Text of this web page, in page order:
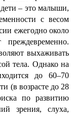
– это малыши,
с весом
ежегодно около
выхаживать
тела. Однако на
до 60–70
(в возрасте до 28
по развитию
зрения, слуха,